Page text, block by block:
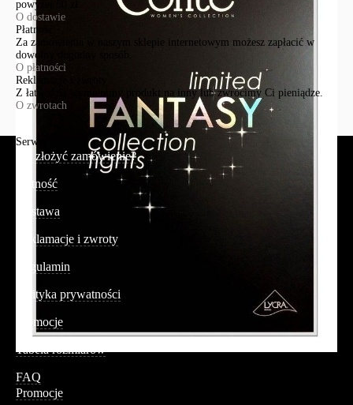
powyżej 50 zł.
O dostawie
Płatność
Za zamówienia w naszym sklepie internetowym możesz zapłacić w
dowolny dogodny sposób.
O płatności
Reklamacje i zwroty
Z łatwością wymienimy produkt na inny lub zwrócimy Ci pieniądze.
O zwrotach
Serwis
Jak złożyć zamówienie?
Płatność
Dostawa
Reklamacje i zwroty
Regulamin
Polityka prywatności
Promocje
Tabela rozmiarów
FAQ
Promocje